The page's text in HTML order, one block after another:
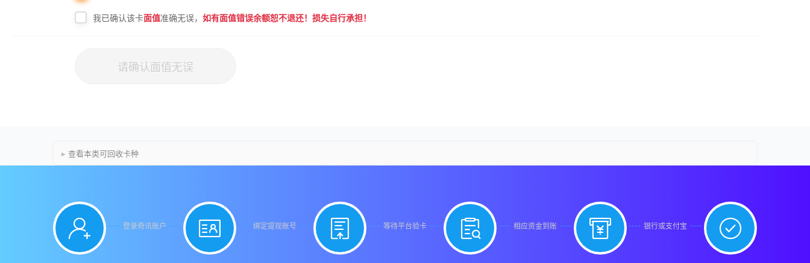
我已确认该卡面值准确无误， 如有面值错误余额恕不退还！损失自行承担！
请确认面值无误
查看本类可回收卡种
 登录奇讯账户  绑定提现账号  等待平台验卡  相应资金到账  银行或支付宝 